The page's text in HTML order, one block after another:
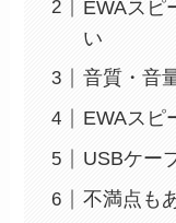
EWAスピ
い
音質・音
EWAスピ
USBケー
不満点も